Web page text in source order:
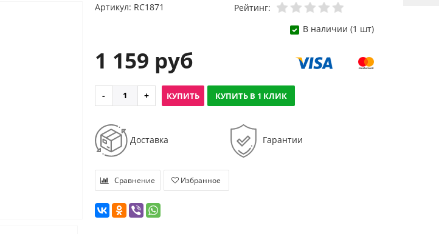
Артикул: RC1871
Рейтинг:
В наличии (1 шт)
1 159 руб
КУПИТЬ КУПИТЬ В 1 КЛИК
Доставка Гарантии
Сравнение Избранное